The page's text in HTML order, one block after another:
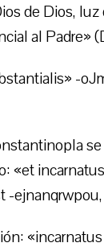
de Dios,
al Padre»
-
«et